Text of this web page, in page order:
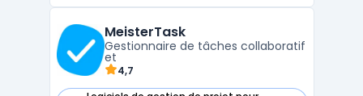
en temps réel. Avec des fonctionnalités
telles que la planificati ...
MeisterTask
Gestionnaire de tâches collaboratif
et
4,7